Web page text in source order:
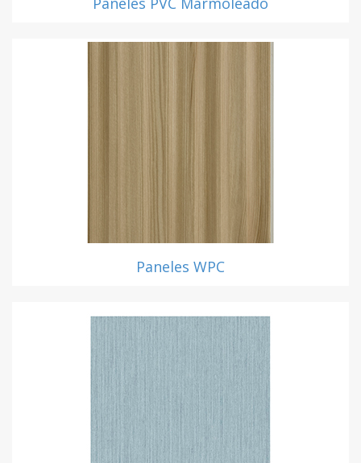
Paneles WPC